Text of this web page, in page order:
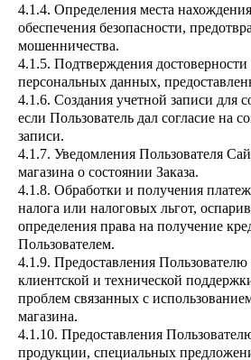
4.1.4. Определения места
обеспечения безопасности,
мошенничества.
4.1.5. Подтверждения
персональных данных,
4.1.6. Создания учетной записи для
если Пользователь дал согласие на
записи.
4.1.7. Уведомления Пользователя
магазина о состоянии Заказа.
4.1.8. Обработки и получения
налога или налоговых льгот,
определения права на получение
Пользователем.
4.1.9. Предоставления
клиентской и технической
проблем связанных с
магазина.
4.1.10. Предоставления
продукции, специальных